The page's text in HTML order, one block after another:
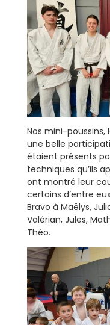
Nos mini-poussins,
une belle
étaient présents
techniques qu’ils
ont montré leur
certains d’entre
Bravo à Maëlys,
Valérian, Jules,
Théo.